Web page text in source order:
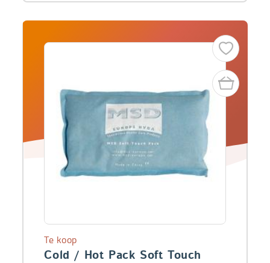
Cold / Hot Pack Soft Touch
Te koop